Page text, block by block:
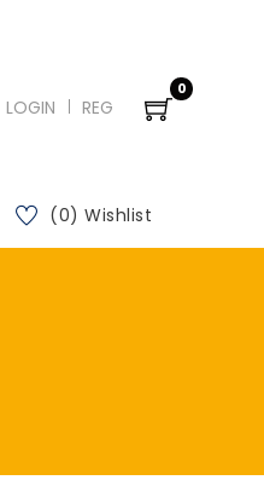
LOGIN REG
0
(0) Wishlist